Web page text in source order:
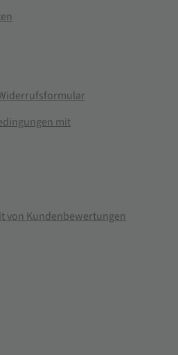
mit
von Kundenbewertungen